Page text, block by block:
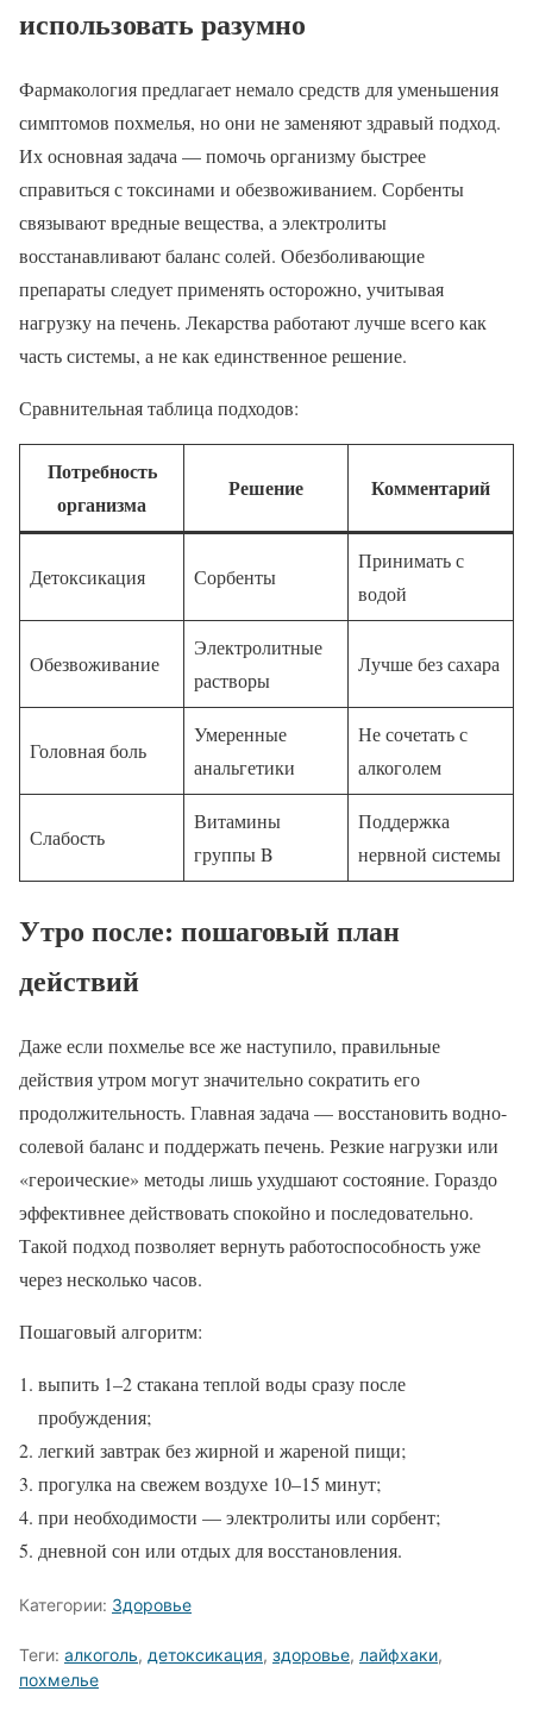
использовать разумно
Фармакология предлагает немало средств для уменьшения
симптомов похмелья, но они не заменяют здравый подход.
Их основная задача — помочь организму быстрее
справиться с токсинами и обезвоживанием. Сорбенты
связывают вредные вещества, а электролиты
восстанавливают баланс солей. Обезболивающие
препараты следует применять осторожно, учитывая
нагрузку на печень. Лекарства работают лучше всего как
часть системы, а не как единственное решение.
Сравнительная таблица подходов:
Потребность
организма
Решение Комментарий
Детоксикация Сорбенты
Принимать с
водой
Обезвоживание
Электролитные
растворы
Лучше без сахара
Головная боль
Умеренные
анальгетики
Не сочетать с
алкоголем
Слабость
Витамины
группы B
Поддержка
нервной системы
Утро после: пошаговый план
действий
Даже если похмелье все же наступило, правильные
действия утром могут значительно сократить его
продолжительность. Главная задача — восстановить водно-
солевой баланс и поддержать печень. Резкие нагрузки или
«героические» методы лишь ухудшают состояние. Гораздо
эффективнее действовать спокойно и последовательно.
Такой подход позволяет вернуть работоспособность уже
через несколько часов.
Пошаговый алгоритм:
выпить 1–2 стакана теплой воды сразу после
пробуждения;
легкий завтрак без жирной и жареной пищи;
прогулка на свежем воздухе 10–15 минут;
при необходимости — электролиты или сорбент;
дневной сон или отдых для восстановления.
Категории: Здоровье
Теги: алкоголь, детоксикация, здоровье, лайфхаки,
похмелье